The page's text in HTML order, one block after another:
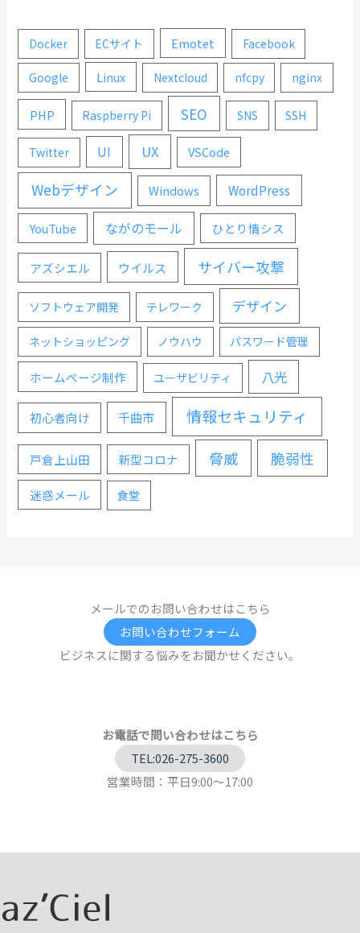
Docker ECサイト Emotet Facebook
Google Linux Nextcloud nfcpy nginx
PHP Raspberry Pi SEO SNS SSH
Twitter UI UX VSCode
Webデザイン Windows WordPress
YouTube ながのモール ひとり情シス
アズシエル ウイルス サイバー攻撃
ソフトウェア開発 テレワーク デザイン
ネットショッピング ノウハウ パスワード管理
ホームページ制作 ユーザビリティ 八光
初心者向け 千曲市 情報セキュリティ
戸倉上山田 新型コロナ 脅威 脆弱性
迷惑メール 食堂
メールでのお問い合わせはこちら
お問い合わせフォーム
ビジネスに関する悩みをお聞かせください。
お電話で問い合わせはこちら
TEL:026-275-3600
営業時間：平日9:00～17:00